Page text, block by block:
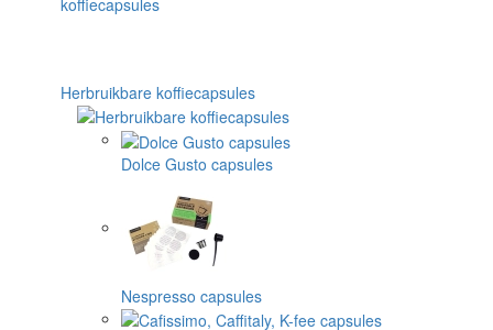
Herbruikbare koffiecapsules
Dolce Gusto capsules
Nespresso capsules